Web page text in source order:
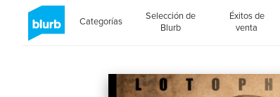
Categorías
Selección de
Blurb
Éxitos de
venta